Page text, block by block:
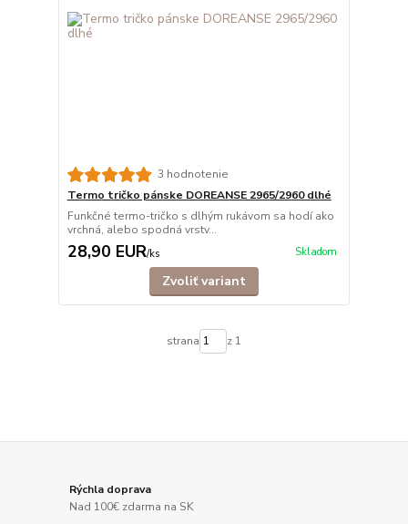
3 hodnotenie
Termo tričko pánske DOREANSE 2965/2960 dlhé
Funkčné termo-tričko s dlhým rukávom sa hodí ako
vrchná, alebo spodná vrstv...
28,90 EUR/ks Skladom
Zvoliť variant
strana z 1
Rýchla doprava
Nad 100€ zdarma na SK